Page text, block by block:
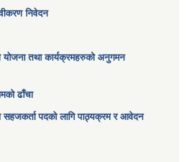
निवेदन
योजना तथा कार्यक्रमहरुको अनुगमन
ढाँचा
सहजकर्ता पदको लागि पाठ्यक्रम र आवेदन